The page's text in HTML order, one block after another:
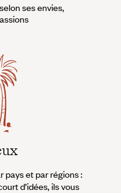
ses envies,
pays et par régions :
d’idées, ils vous